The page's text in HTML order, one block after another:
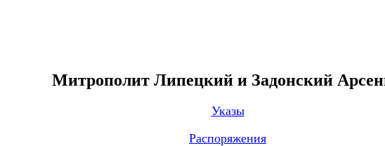
Митрополит Липецкий и Задонский
Указы
Распоряжения